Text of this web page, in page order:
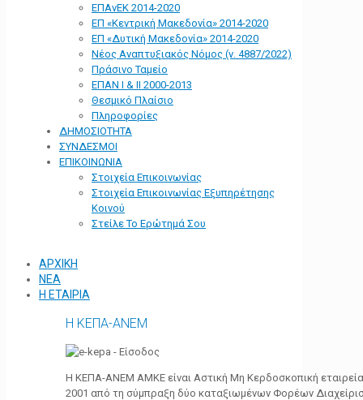
ΕΠΑνΕΚ 2014-2020
ΕΠ «Kεντρική Μακεδονία» 2014-2020
ΕΠ «Δυτική Μακεδονία» 2014-2020
Νέος Αναπτυξιακός Νόμος (ν. 4887/2022)
Πράσινο Ταμείο
ΕΠΑΝ Ι & ΙΙ 2000-2013
Θεσμικό Πλαίσιο
Πληροφορίες
ΔΗΜΟΣΙΟΤΗΤΑ
ΣΥΝΔΕΣΜΟΙ
ΕΠΙΚΟΙΝΩΝΙΑ
Στοιχεία Επικοινωνίας
Στοιχεία Επικοινωνίας Εξυπηρέτησης
Κοινού
Στείλε Το Ερώτημά Σου
ΑΡΧΙΚΗ
ΝΕΑ
Η ΕΤΑΙΡΙΑ
Η ΚΕΠΑ-ΑΝΕΜ
Η ΚΕΠΑ-ΑΝΕΜ ΑΜΚΕ είναι Αστική Μη Κερδοσκοπική
2001 από τη σύμπραξη δύο καταξιωμένων Φορέων